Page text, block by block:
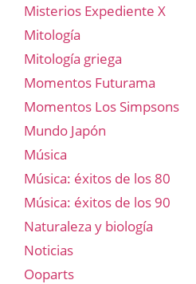
Misterios Expediente X
Mitología
Mitología griega
Momentos Futurama
Momentos Los Simpsons
Mundo Japón
Música
Música: éxitos de los 80
Música: éxitos de los 90
Naturaleza y biología
Noticias
Ooparts